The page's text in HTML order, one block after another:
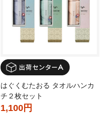
はぐくむたおる タオルハンカ
チ２枚セット
1,100円